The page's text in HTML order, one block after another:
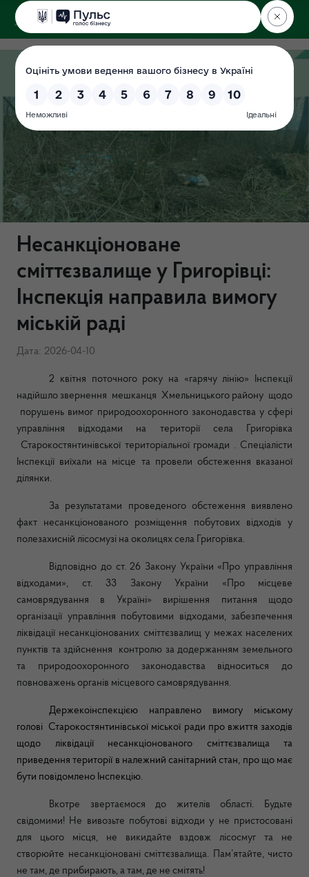
ДЕРЖЕКОІНСПЕКЦІЯ
у Хмельницькій області
Несанкціоноване
сміттєзвалище у Григорівці:
Інспекція направила вимогу
міській раді
Дата: 2026-04-10
2 квітня поточного року на «гарячу лінію» Інспекції
надійшло звернення мешканця Хмельницького району щодо
порушень вимог природоохоронного законодавства у сфері
управління відходами на території села Григорівка
Старокостянтинівської територіальної громади . Спеціалісти
Інспекції виїхали на місце та провели обстеження вказаної
ділянки.
За результатами проведеного обстеження виявлено
факт несанкціонованого розміщення побутових відходів у
полезахисній лісосмузі на околицях села Григорівка.
Відповідно до ст. 26 Закону України «Про управління
відходами», ст. 33 Закону України «Про місцеве
самоврядування в Україні» вирішення питання щодо
організації управління побутовими відходами, забезпечення
ліквідації несанкціонованих сміттєзвалищ у межах населених
пунктів та здійснення контролю за додержанням земельного
та природоохоронного законодавства відноситься до
повноважень органів місцевого самоврядування.
Держекоінспекцією направлено вимогу міському
голові Старокостянтинівської міської ради про вжиття заходів
щодо ліквідації несанкціонованого сміттєзвалища та
приведення території в належний санітарний стан, про що має
бути повідомлено Інспекцію.
Вкотре звертаємося до жителів області. Будьте
свідомими! Не вивозьте побутові відходи у не пристосовані
для цього місця, не викидайте вздовж лісосмуг та не
створюйте несанкціоновані сміттєзвалища. Пам’ятайте, чисто
не там, де прибирають, а там, де не смітять!